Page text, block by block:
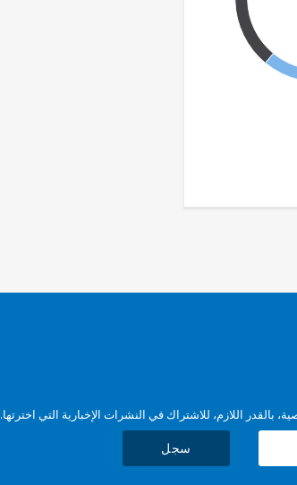
بالقدر اللازم، للاشتراك في النشرات الإخبارية التي اخترتها.
سجل